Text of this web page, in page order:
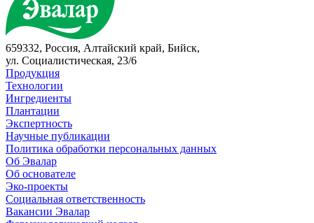
659332, Россия, Алтайский край, Бийск,
ул. Социалистическая, 23/6
Продукция
Технологии
Ингредиенты
Плантации
Экспертность
Научные публикации
Политика обработки персональных данных
Об Эвалар
Об основателе
Эко-проекты
Социальная ответственность
Вакансии Эвалар